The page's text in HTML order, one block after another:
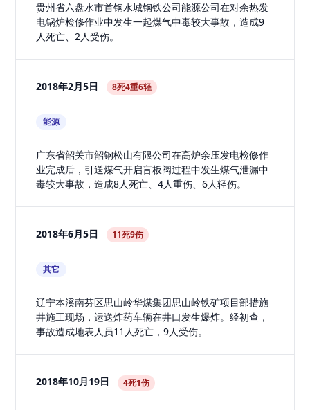
贵州省六盘水市首钢水城钢铁公司能源公司在对余热发
电锅炉检修作业中发生一起煤气中毒较大事故，造成9
人死亡、2人受伤。
2018年2月5日 8死4重6轻
能源
广东省韶关市韶钢松山有限公司在高炉余压发电检修作
业完成后，引送煤气开启盲板阀过程中发生煤气泄漏中
毒较大事故，造成8人死亡、4人重伤、6人轻伤。
2018年6月5日 11死9伤
其它
辽宁本溪南芬区思山岭华煤集团思山岭铁矿项目部措施
井施工现场，运送炸药车辆在井口发生爆炸。经初查，
事故造成地表人员11人死亡，9人受伤。
2018年10月19日 4死1伤